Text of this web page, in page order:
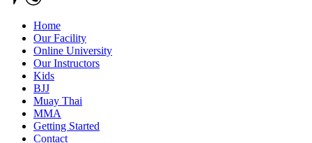
Home
Our Facility
Online University
Our Instructors
Kids
BJJ
Muay Thai
MMA
Getting Started
Contact